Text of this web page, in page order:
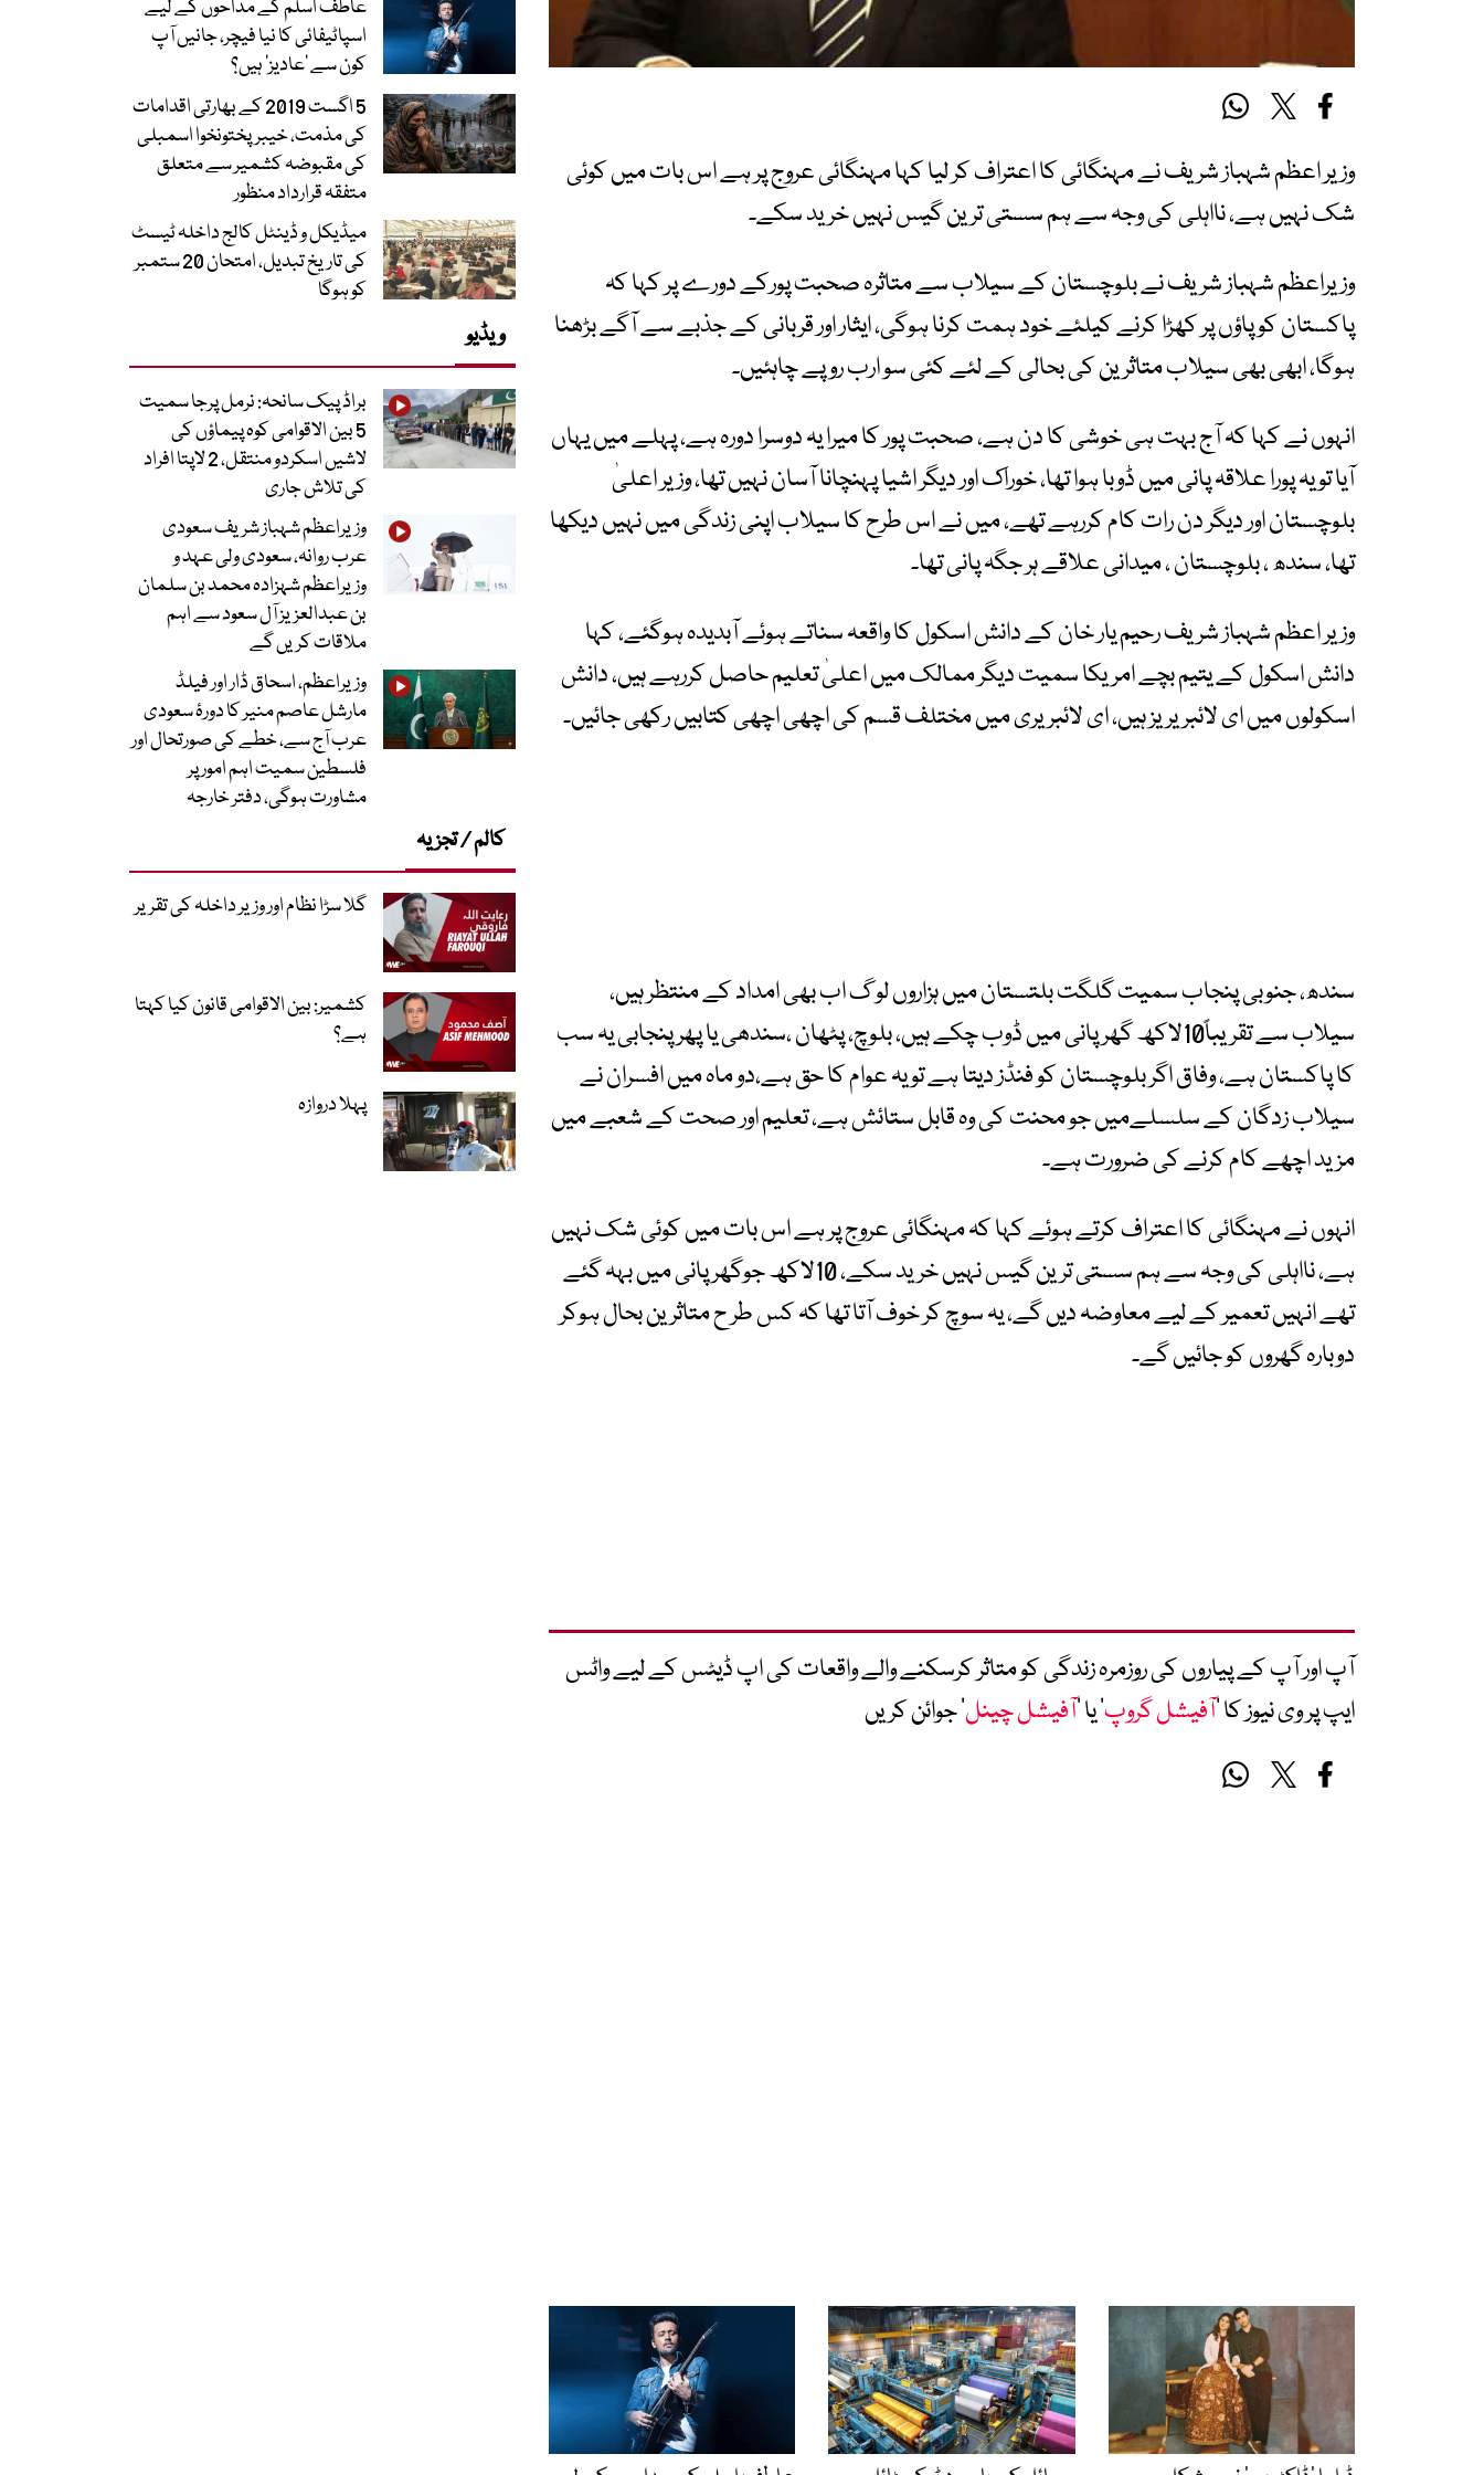
وزیر اعظم شہباز شریف نے مہنگائی کا اعتراف کر لیا کہا مہنگائی عروج پر ہے اس بات میں کوئی
شک نہیں ہے، نااہلی کی وجہ سے ہم سستی ترین گیس نہیں خرید سکے۔
وزیراعظم شہباز شریف نے بلوچستان کے سیلاب سے متاثرہ صحبت پورکے دورے پر کہا کہ
پاکستان کو پاؤں پر کھڑا کرنے کیلئے خود ہمت کرنا ہوگی، ایثار اور قربانی کے جذبے سے آگے بڑھنا
ہوگا، ابھی بھی سیلاب متاثرین کی بحالی کے لئے کئی سو ارب روپے چاہئیں۔
انہوں نے کہا کہ آج بہت ہی خوشی کا دن ہے، صحبت پور کا میرا یہ دوسرا دورہ ہے، پہلے میں یہاں
آیا تو یہ پورا علاقہ پانی میں ڈوبا ہوا تھا، خوراک اور دیگر اشیا پہنچانا آسان نہیں تھا، وزیر اعلیٰ
بلوچستان اور دیگر دن رات کام کررہے تھے، میں نے اس طرح کا سیلاب اپنی زندگی میں نہیں دیکھا
تھا، سندھ ، بلوچستان ، میدانی علاقے ہر جگہ پانی تھا۔
وزیر اعظم شہباز شریف رحیم یار خان کے دانش اسکول کا واقعہ سناتے ہوئے آبدیدہ ہوگئے، کہا
دانش اسکول کے یتیم بچے امریکا سمیت دیگر ممالک میں اعلیٰ تعلیم حاصل کررہے ہیں، دانش
اسکولوں میں ای لائبریریز ہیں، ای لائبریری میں مختلف قسم کی اچھی اچھی کتابیں رکھی جائیں۔
سندھ، جنوبی پنجاب سمیت گلگت بلتستان میں ہزاروں لو گ اب بھی امداد کے منتظر ہیں،
سیلاب سے تقریباً10لاکھ گھر پانی میں ڈوب چکے ہیں، بلوچ، پٹھان ،سندھی یا پھر پنجابی یہ سب
کا پاکستان ہے، وفاق اگر بلوچستان کو فنڈز دیتا ہے تو یہ عوام کا حق ہے،دو ماہ میں افسران نے
سیلاب زدگان کے سلسلےمیں جو محنت کی وہ قابل ستائش ہے، تعلیم اور صحت کے شعبے میں
مزید اچھے کام کرنے کی ضرورت ہے۔
انہوں نے مہنگائی کا اعتراف کرتے ہوئے کہا کہ مہنگائی عروج پر ہے اس بات میں کوئی شک نہیں
ہے، نااہلی کی وجہ سے ہم سستی ترین گیس نہیں خرید سکے، 10لاکھ جوگھر پانی میں بہہ گئے
تھے انہیں تعمیر کے لیے معاوضہ دیں گے، یہ سوچ کر خوف آتا تھا کہ کس طر ح متاثرین بحال ہوکر
دوبارہ گھروں کو جائیں گے۔
آپ اور آپ کے پیاروں کی روزمرہ زندگی کو متاثر کرسکنے والے واقعات کی اپ ڈیٹس کے لیے واٹس
ایپ پر وی نیوز کا ’آفیشل گروپ‘ یا ’آفیشل چینل‘ جوائن کریں
عاطف اسلم کے مداحوں کے لیے
اسپاٹیفائی کا نیا فیچر، جانیں آپ
کون سے ‘عادیز’ ہیں؟
5 اگست 2019 کے بھارتی اقدامات
کی مذمت، خیبرپختونخوا اسمبلی
کی مقبوضہ کشمیر سے متعلق
متفقہ قرارداد منظور
میڈیکل و ڈینٹل کالج داخلہ ٹیسٹ
کی تاریخ تبدیل، امتحان 20 ستمبر
کو ہوگا
ویڈیو
براڈ پیک سانحہ: نرمل پرجا سمیت
5 بین الاقوامی کوہ پیماؤں کی
لاشیں اسکردو منتقل، 2 لاپتا افراد
کی تلاش جاری
وزیراعظم شہباز شریف سعودی
عرب روانہ، سعودی ولی عہد و
وزیراعظم شہزادہ محمد بن سلمان
بن عبدالعزیز آل سعود سے اہم
ملاقات کریں گے
وزیراعظم، اسحاق ڈار اور فیلڈ
مارشل عاصم منیر کا دورۂ سعودی
عرب آج سے، خطے کی صورتحال اور
فلسطین سمیت اہم امور پر
مشاورت ہوگی، دفتر خارجہ
کالم / تجزیہ
گلا سڑا نظام اور وزیر داخلہ کی تقریر
کشمیر: بین الاقوامی قانون کیا کہتا
ہے؟
پہلا دروازہ